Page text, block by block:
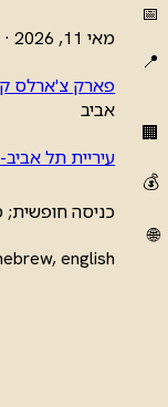
📅
מאי 11, 2026 · 18:00 – מאי 14, 2026 · 23:00
📍
פארק צ'ארלס
אביב
🏢
עיריית תל אביב-
💰
כניסה חופשית;
🌐
english